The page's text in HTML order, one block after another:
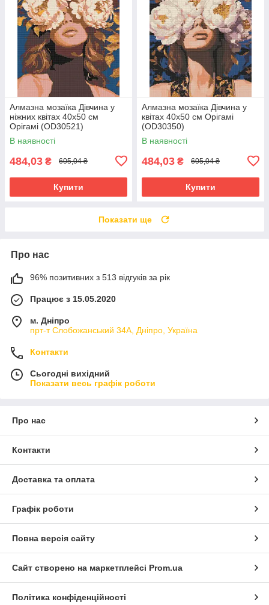
Алмазна мозаїка Дівчина у
ніжних квітах 40х50 см
Орігамі (OD30521)
В наявності
484,03 ₴ 605,04 ₴
Купити
Алмазна мозаїка Дівчина у
квітах 40х50 см Орігамі
(OD30350)
В наявності
484,03 ₴ 605,04 ₴
Купити
Показати ще
Про нас
96% позитивних з 513 відгуків за рік
Працює з 15.05.2020
м. Дніпро
прт-т Слобожанський 34А, Дніпро, Україна
Контакти
Сьогодні вихідний
Показати весь графік роботи
Про нас
Контакти
Доставка та оплата
Графік роботи
Повна версія сайту
Сайт створено на маркетплейсі Prom.ua
Політика конфіденційності